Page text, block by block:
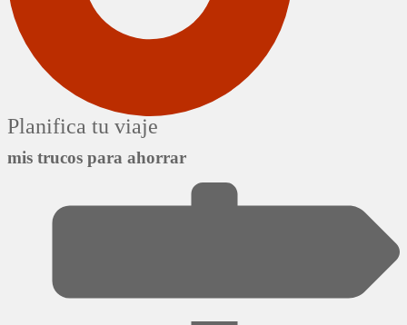
Planifica tu viaje
mis trucos para ahorrar